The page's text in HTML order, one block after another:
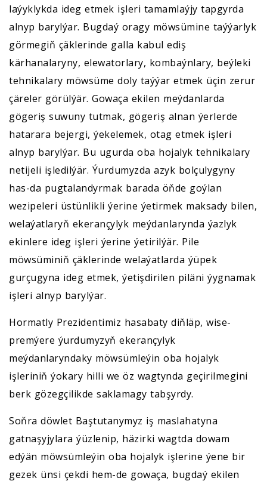
laýyklykda ideg etmek işleri tamamlaýjy tapgyrda
alnyp barylýar. Bugdaý oragy möwsümine taýýarlyk
görmegiň çäklerinde galla kabul ediş
kärhanalaryny, elewatorlary, kombaýnlary, beýleki
tehnikalary möwsüme doly taýýar etmek üçin zerur
çäreler görülýär. Gowaça ekilen meýdanlarda
gögeriş suwuny tutmak, gögeriş alnan ýerlerde
hatarara bejergi, ýekelemek, otag etmek işleri
alnyp barylýar. Bu ugurda oba hojalyk tehnikalary
netijeli işledilýär. Ýurdumyzda azyk bolçulygyny
has-da pugtalandyrmak barada öňde goýlan
wezipeleri üstünlikli ýerine ýetirmek maksady bilen,
welaýatlaryň ekerançylyk meýdanlarynda ýazlyk
ekinlere ideg işleri ýerine ýetirilýär. Pile
möwsüminiň çäklerinde welaýatlarda ýüpek
gurçugyna ideg etmek, ýetişdirilen piläni ýygnamak
işleri alnyp barylýar.
Hormatly Prezidentimiz hasabaty diňläp, wise-
premýere ýurdumyzyň ekerançylyk
meýdanlaryndaky möwsümleýin oba hojalyk
işleriniň ýokary hilli we öz wagtynda geçirilmegini
berk gözegçilikde saklamagy tabşyrdy.
Soňra döwlet Baştutanymyz iş maslahatyna
gatnaşyjylara ýüzlenip, häzirki wagtda dowam
edýän möwsümleýin oba hojalyk işlerine ýene bir
gezek ünsi çekdi hem-de gowaça, bugdaý ekilen